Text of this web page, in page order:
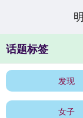
话题标签
发现
女子